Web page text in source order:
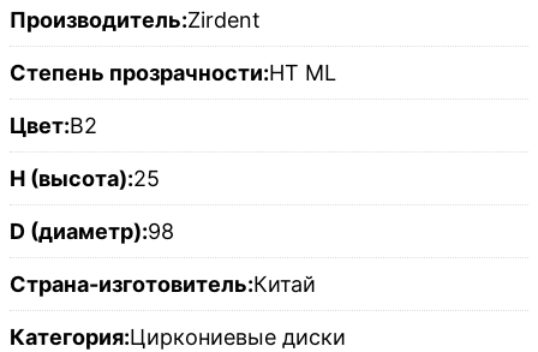
Производитель:Zirdent
Степень прозрачности:HT ML
Цвет:B2
H (высота):25
D (диаметр):98
Страна-изготовитель:Китай
Категория:Циркониевые диски